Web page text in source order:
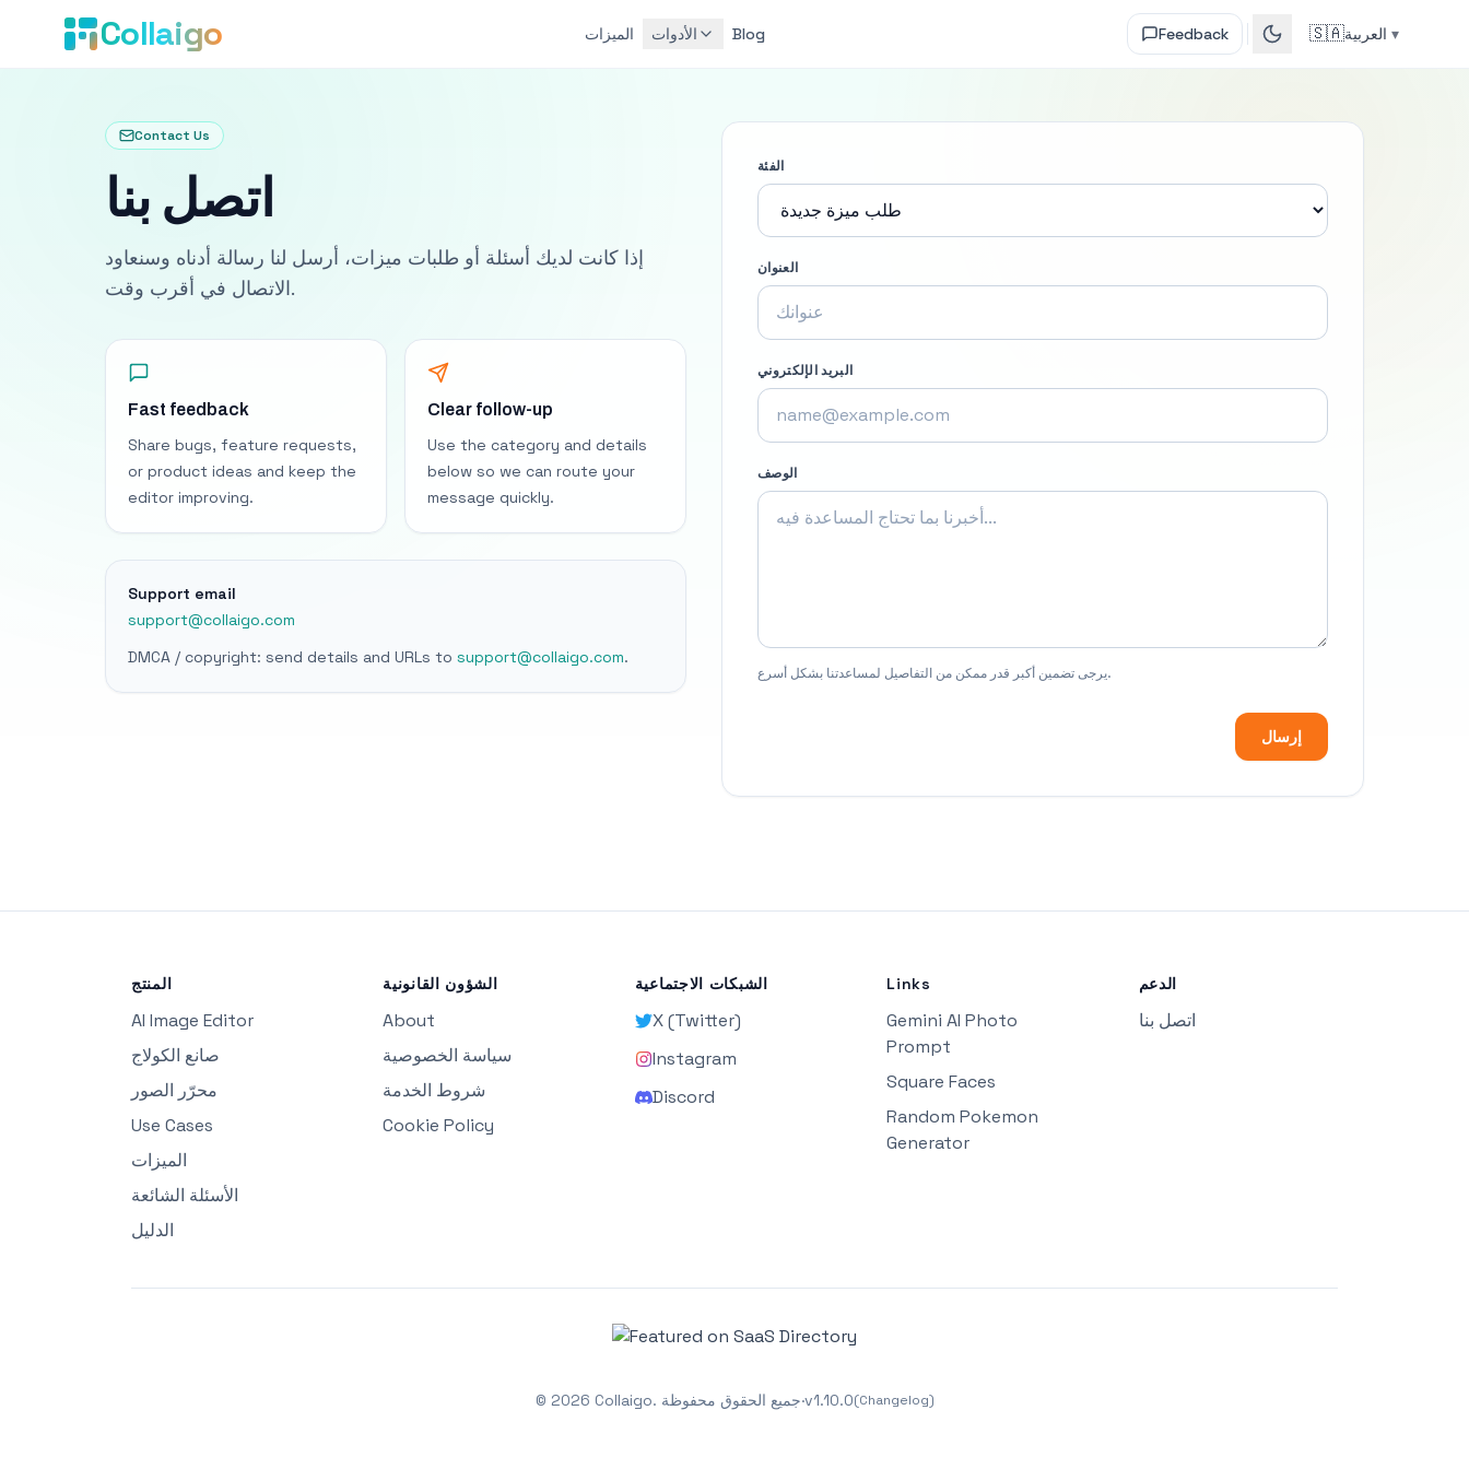
Collaigo الميزات الأدوات Blog Feedback 🇸🇦العربية ▾
Contact Us
اتصل بنا
إذا كانت لديك أسئلة أو طلبات ميزات، أرسل لنا رسالة أدناه وسنعاود
الاتصال في أقرب وقت.
Fast feedback
Share bugs, feature requests,
or product ideas and keep the
editor improving.
Clear follow-up
Use the category and details
below so we can route your
message quickly.
Support email
support@collaigo.com
DMCA / copyright: send details and URLs to support@collaigo.com.
الفئة
العنوان
البريد الإلكتروني
الوصف
يرجى تضمين أكبر قدر ممكن من التفاصيل لمساعدتنا بشكل أسرع.
إرسال
المنتج
AI Image Editor
صانع الكولاج
محرّر الصور
Use Cases
الميزات
الأسئلة الشائعة
الدليل
الشؤون القانونية
About
سياسة الخصوصية
شروط الخدمة
Cookie Policy
الشبكات الاجتماعية
X (Twitter)
Instagram
Discord
Links
Gemini AI Photo
Prompt
Square Faces
Random Pokemon
Generator
الدعم
اتصل بنا
© 2026 Collaigo. جميع الحقوق محفوظة·v1.10.0(Changelog)